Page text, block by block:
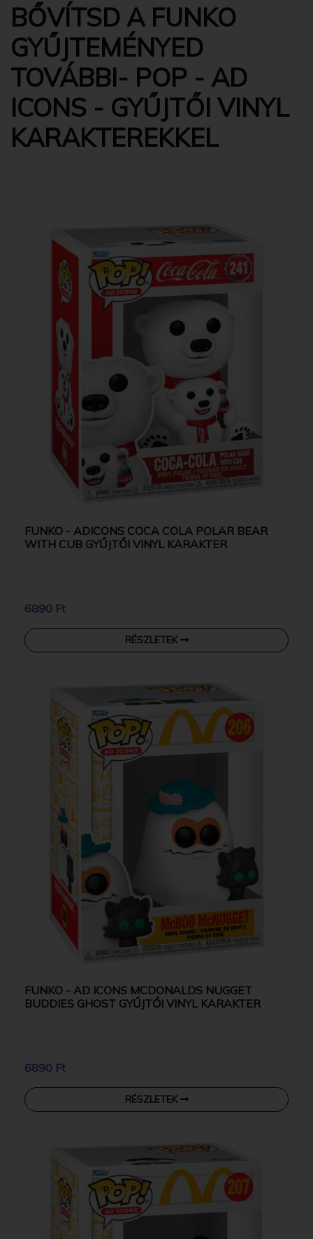
BŐVÍTSD A FUNKO
GYŰJTEMÉNYED
TOVÁBBI- POP - AD
ICONS - GYŰJTŐI VINYL
KARAKTEREKKEL
FUNKO - ADICONS COCA COLA POLAR BEAR
WITH CUB GYŰJTŐI VINYL KARAKTER
6890 Ft
RÉSZLETEK
FUNKO - AD ICONS MCDONALDS NUGGET
BUDDIES GHOST GYŰJTŐI VINYL KARAKTER
6890 Ft
RÉSZLETEK